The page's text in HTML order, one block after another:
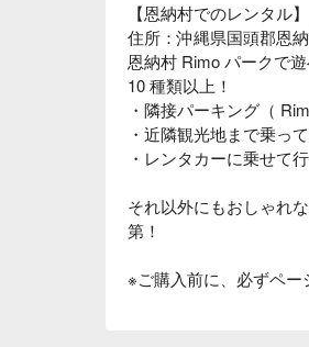
【恩納村でのレンタル】
住所：沖縄県国頭郡恩
恩納村 Rimo パークで
10 種類以上！
・隣接パーキング（
・近隣観光地まで乗っ
・レンタカーに乗せて
それ以外にもおしゃれ
第！
※ご購入前に、必ずペー